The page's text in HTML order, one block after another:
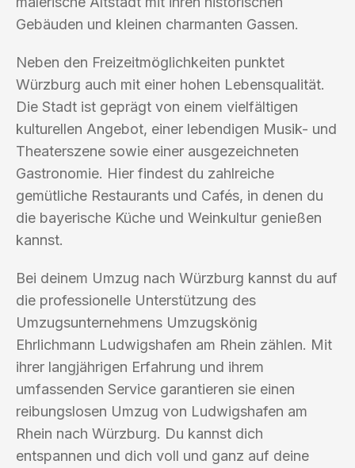
Gebäuden und kleinen charmanten Gassen.
Neben den Freizeitmöglichkeiten punktet
Würzburg auch mit einer hohen Lebensqualität.
Die Stadt ist geprägt von einem vielfältigen
kulturellen Angebot, einer lebendigen Musik- und
Theaterszene sowie einer ausgezeichneten
Gastronomie. Hier findest du zahlreiche
gemütliche Restaurants und Cafés, in denen du
die bayerische Küche und Weinkultur genießen
kannst.
Bei deinem Umzug nach Würzburg kannst du auf
die professionelle Unterstützung des
Umzugsunternehmens Umzugskönig
Ehrlichmann Ludwigshafen am Rhein zählen. Mit
ihrer langjährigen Erfahrung und ihrem
umfassenden Service garantieren sie einen
reibungslosen Umzug von Ludwigshafen am
Rhein nach Würzburg. Du kannst dich
entspannen und dich voll und ganz auf deine